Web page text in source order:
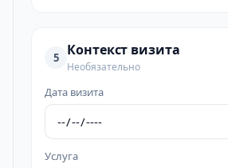
5 Контекст визита
Необязательно
Дата визита
Услуга